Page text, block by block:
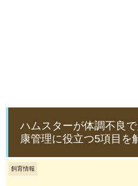
ハムスターが体調不良
康管理に役立つ5項目を
飼育情報